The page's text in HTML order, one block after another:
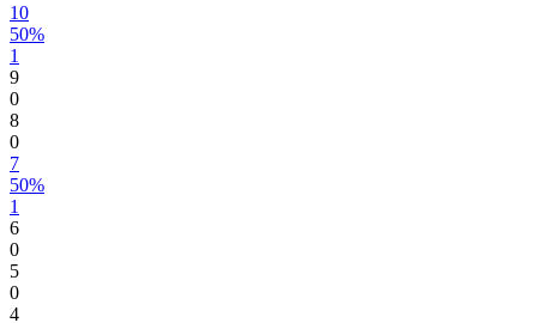
10
50%
1
9
0
8
0
7
50%
1
6
0
5
0
4